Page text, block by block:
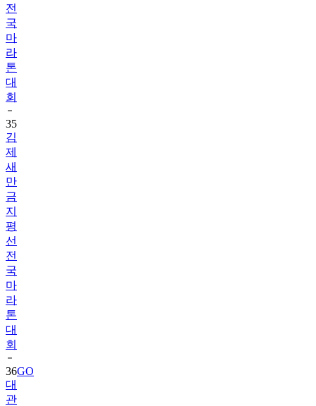
전
국
마
라
톤
대
회
35
김
제
새
만
금
지
평
선
전
국
마
라
톤
대
회
36GO
대
관